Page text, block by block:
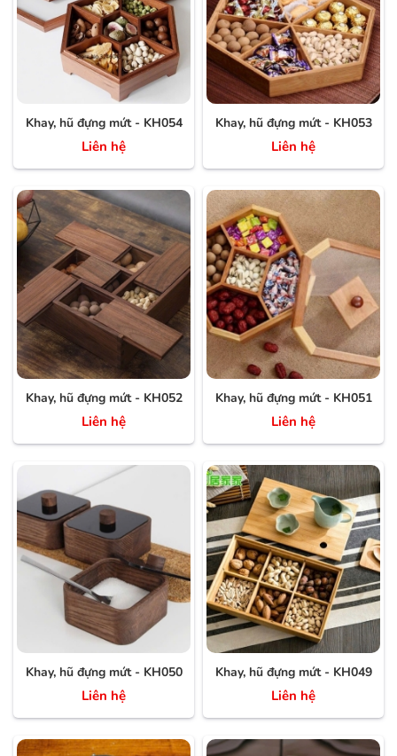
Khay, hũ đựng mứt - KH054
Liên hệ
Khay, hũ đựng mứt - KH053
Liên hệ
Khay, hũ đựng mứt - KH052
Liên hệ
Khay, hũ đựng mứt - KH051
Liên hệ
Khay, hũ đựng mứt - KH050
Liên hệ
Khay, hũ đựng mứt - KH049
Liên hệ